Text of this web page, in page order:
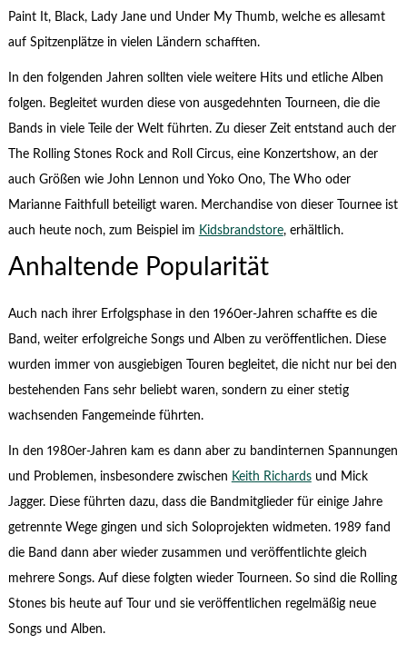
Paint It, Black, Lady Jane und Under My Thumb, welche es allesamt
auf Spitzenplätze in vielen Ländern schafften.
In den folgenden Jahren sollten viele weitere Hits und etliche Alben
folgen. Begleitet wurden diese von ausgedehnten Tourneen, die die
Bands in viele Teile der Welt führten. Zu dieser Zeit entstand auch der
The Rolling Stones Rock and Roll Circus, eine Konzertshow, an der
auch Größen wie John Lennon und Yoko Ono, The Who oder
Marianne Faithfull beteiligt waren. Merchandise von dieser Tournee ist
auch heute noch, zum Beispiel im Kidsbrandstore, erhältlich.
Anhaltende Popularität
Auch nach ihrer Erfolgsphase in den 1960er-Jahren schaffte es die
Band, weiter erfolgreiche Songs und Alben zu veröffentlichen. Diese
wurden immer von ausgiebigen Touren begleitet, die nicht nur bei den
bestehenden Fans sehr beliebt waren, sondern zu einer stetig
wachsenden Fangemeinde führten.
In den 1980er-Jahren kam es dann aber zu bandinternen Spannungen
und Problemen, insbesondere zwischen Keith Richardsund Mick
Jagger. Diese führten dazu, dass die Bandmitglieder für einige Jahre
getrennte Wege gingen und sich Soloprojekten widmeten. 1989 fand
die Band dann aber wieder zusammen und veröffentlichte gleich
mehrere Songs. Auf diese folgten wieder Tourneen. So sind die Rolling
Stones bis heute auf Tour und sie veröffentlichen regelmäßig neue
Songs und Alben.